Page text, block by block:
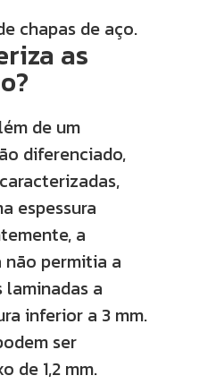
chapas de aço.
as
de um
diferenciado,
espessura
a
permitia a
laminadas a
inferior a 3 mm.
ser
de 1,2 mm.